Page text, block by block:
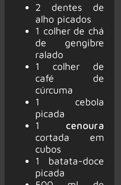
2 dentes de
alho picados
1 colher de chá
de gengibre
ralado
1 colher de
café de
cúrcuma
1 cebola
picada
1 cenoura
cortada em
cubos
1 batata-doce
picada